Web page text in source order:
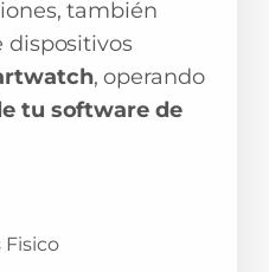
también
dispositivos
, operando
tu software de